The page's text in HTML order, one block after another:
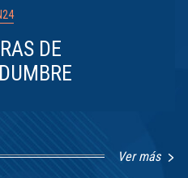
DE
Ver más